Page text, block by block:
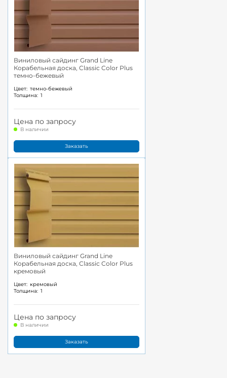
Виниловый сайдинг Grand Line
Корабельная доска, Classic Color Plus
темно-бежевый
Цвет: темно-бежевый
Толщина: 1
Цена по запросу
В наличии
Заказать
Виниловый сайдинг Grand Line
Корабельная доска, Classic Color Plus
кремовый
Цвет: кремовый
Толщина: 1
Цена по запросу
В наличии
Заказать